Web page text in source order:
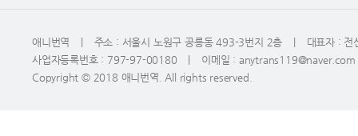
애니번역 주소 : 서울시 노원구 공릉동 493-3번지 2층
대표자 : 전
사업자등록번호 : 797-97-00180
이메일 : anytrans119@naver.com
Copyright © 2018 애니번역. All rights reserved.